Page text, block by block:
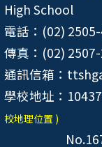
High School
電話：(02)
傳真：(02)
通訊信箱：
學校地址：
校地理位置 )